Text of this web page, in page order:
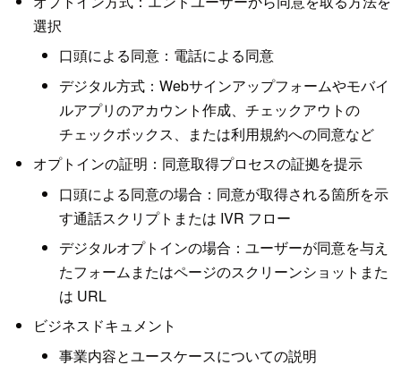
選択
口頭による同意：電話による同意
デジタル方式：Webサインアップフォームやモバイ
ルアプリのアカウント作成、チェックアウトの
チェックボックス、または利用規約への同意など
オプトインの証明：同意取得プロセスの証拠を提示
口頭による同意の場合：同意が取得される箇所を示
す通話スクリプトまたは IVR フロー
デジタルオプトインの場合：ユーザーが同意を与え
たフォームまたはページのスクリーンショットまた
は URL
ビジネスドキュメント
事業内容とユースケースについての説明